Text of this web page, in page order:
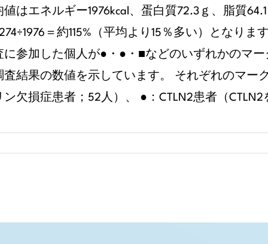
値はエネルギー1976kcal、蛋白質72.3ｇ、脂質
＝約115%（平均より15％多い）となり
に参加した個人が●・●・■などのいずれかのマ
査結果の数値を示しています。 それぞれのマー
ン欠損症患者；52人）、 ●：CTLN2患者（